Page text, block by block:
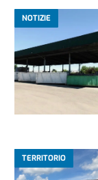
NOTIZIE
TERRITORIO